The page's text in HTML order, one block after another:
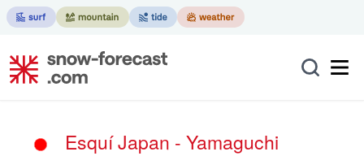
Esquí Japan - Yamaguchi